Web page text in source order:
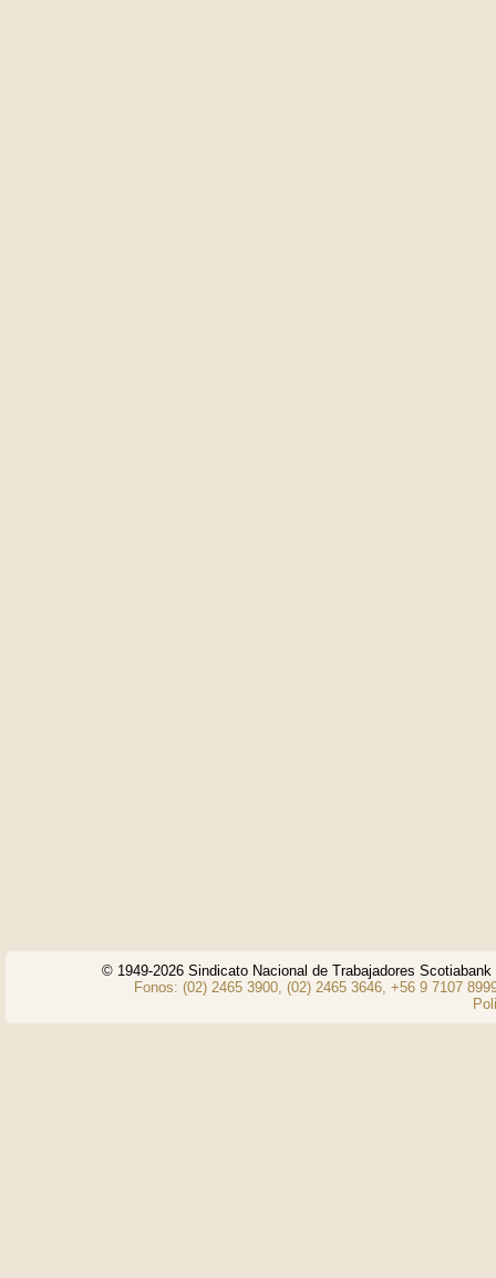
© 1949-2026 Sindicato Nacional de Trabajadores
Fonos: (02) 2465 3900, (02) 2465 3646, +56 9 7107